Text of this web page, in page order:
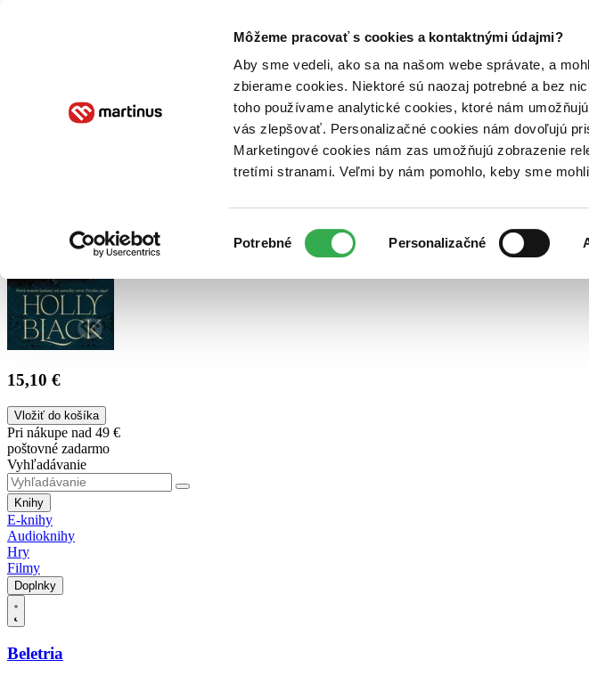
Môžeme pracovať s cookies a kontaktnými údajmi?
Aby sme vedeli, ako sa na našom webe správate, a
zbierame cookies. Niektoré sú naozaj potrebné a bez
toho používame analytické cookies, ktoré nám
vás zlepšovať. Personalizačné cookies nám dovoľujú
Marketingové cookies nám zas umožňujú zobrazenie
tretími stranami. Veľmi by nám pomohlo, keby sme
súhlasu
Potrebné Personalizačné
Poukážky Kontakt
15,10 €
Vložiť do košíka
Pri nákupe nad 49 €
poštovné zadarmo
Vyhľadávanie
Knihy
E-knihy
Audioknihy
Hry
Filmy
Doplnky
Beletria